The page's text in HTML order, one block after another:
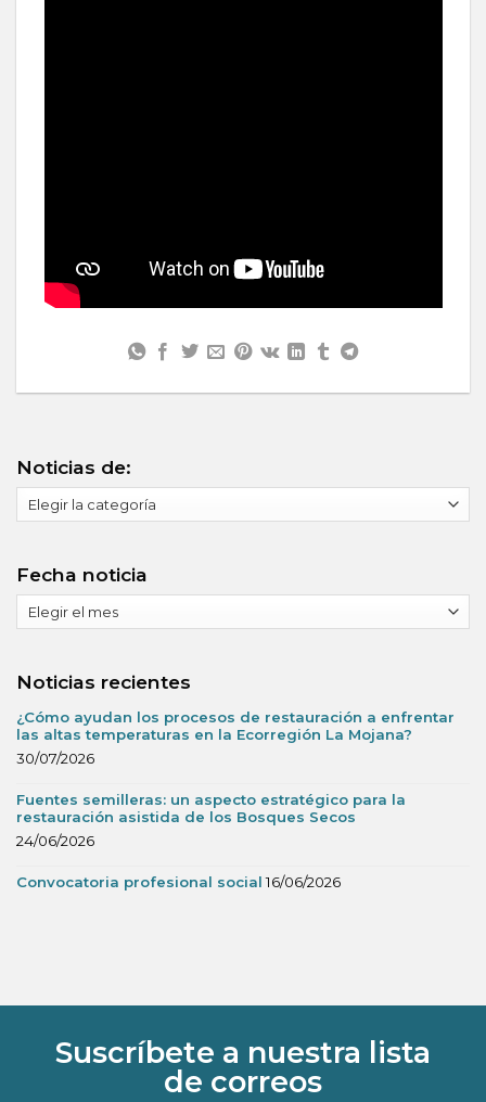
Noticias de:
de:
Fecha noticia
noticia
Noticias recientes
¿Cómo ayudan los procesos de restauración a enfrentar
las altas temperaturas en la Ecorregión La Mojana?
30/07/2026
Fuentes semilleras: un aspecto estratégico para la
restauración asistida de los Bosques Secos
24/06/2026
Convocatoria profesional social 16/06/2026
Suscríbete a nuestra lista
de correos